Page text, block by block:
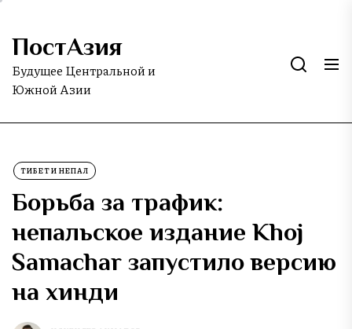
Skip
the
content
ПостАзия
Будущее Центральной и
Южной Азии
ТИБЕТ И НЕПАЛ
Борьба за трафик:
непальское издание Khoj
Samachar запустило версию
на хинди